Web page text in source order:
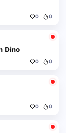
0 0
Dino
0 0
0 0